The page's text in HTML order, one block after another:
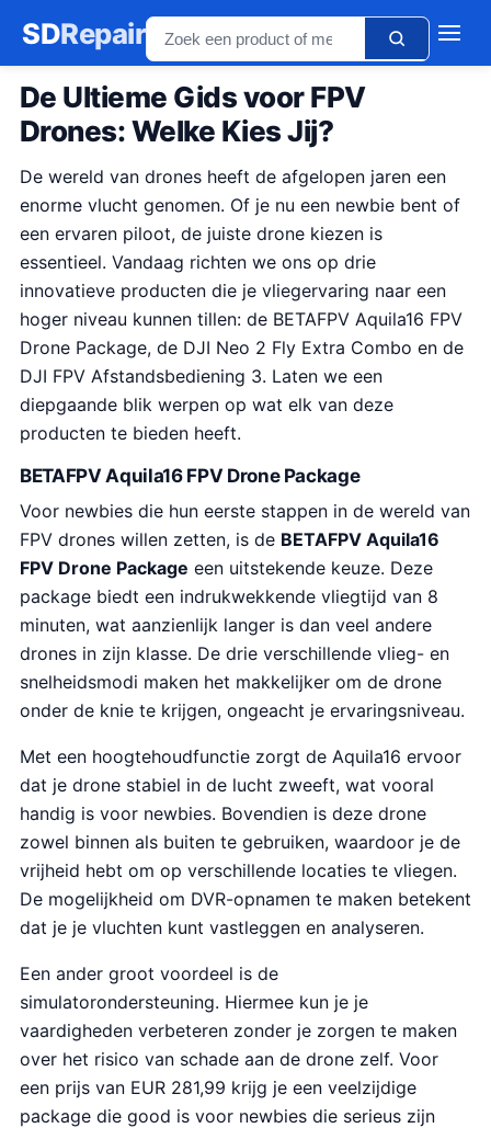
SDRepair
De Ultieme Gids voor FPV
Drones: Welke Kies Jij?
De wereld van drones heeft de afgelopen jaren een
enorme vlucht genomen. Of je nu een newbie bent of
een ervaren piloot, de juiste drone kiezen is
essentieel. Vandaag richten we ons op drie
innovatieve producten die je vliegervaring naar een
hoger niveau kunnen tillen: de BETAFPV Aquila16 FPV
Drone Package, de DJI Neo 2 Fly Extra Combo en de
DJI FPV Afstandsbediening 3. Laten we een
diepgaande blik werpen op wat elk van deze
producten te bieden heeft.
BETAFPV Aquila16 FPV Drone Package
Voor newbies die hun eerste stappen in de wereld van
FPV drones willen zetten, is de BETAFPV Aquila16
FPV Drone Package een uitstekende keuze. Deze
package biedt een indrukwekkende vliegtijd van 8
minuten, wat aanzienlijk langer is dan veel andere
drones in zijn klasse. De drie verschillende vlieg- en
snelheidsmodi maken het makkelijker om de drone
onder de knie te krijgen, ongeacht je ervaringsniveau.
Met een hoogtehoudfunctie zorgt de Aquila16 ervoor
dat je drone stabiel in de lucht zweeft, wat vooral
handig is voor newbies. Bovendien is deze drone
zowel binnen als buiten te gebruiken, waardoor je de
vrijheid hebt om op verschillende locaties te vliegen.
De mogelijkheid om DVR-opnamen te maken betekent
dat je je vluchten kunt vastleggen en analyseren.
Een ander groot voordeel is de
simulatorondersteuning. Hiermee kun je je
vaardigheden verbeteren zonder je zorgen te maken
over het risico van schade aan de drone zelf. Voor
een prijs van EUR 281,99 krijg je een veelzijdige
package die good is voor newbies die serieus zijn